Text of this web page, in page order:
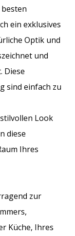
ein exklusives
Optik und
und
Diese
sind einfach zu
Look
diese
Ihres
zur
Küche, Ihres